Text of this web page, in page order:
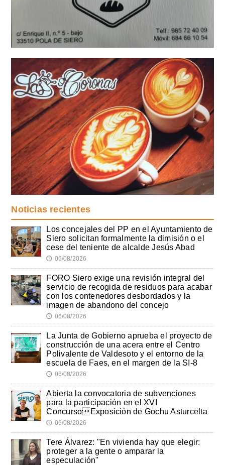
Noticias recientes
Los concejales del PP en el Ayuntamiento de
Siero solicitan formalmente la dimisión o el
cese del teniente de alcalde Jesús Abad
🕔 06/08/2026
FORO Siero exige una revisión integral del
servicio de recogida de residuos para acabar
con los contenedores desbordados y la
imagen de abandono del concejo
🕔 06/08/2026
La Junta de Gobierno aprueba el proyecto de
construcción de una acera entre el Centro
Polivalente de Valdesoto y el entorno de la
escuela de Faes, en el margen de la SI-8
🕔 06/08/2026
Abierta la convocatoria de subvenciones
para la participación en el XVI
ConcursoExposición de Gochu Asturcelta
🕔 06/08/2026
Tere Álvarez: "En vivienda hay que elegir:
proteger a la gente o amparar la
especulación"